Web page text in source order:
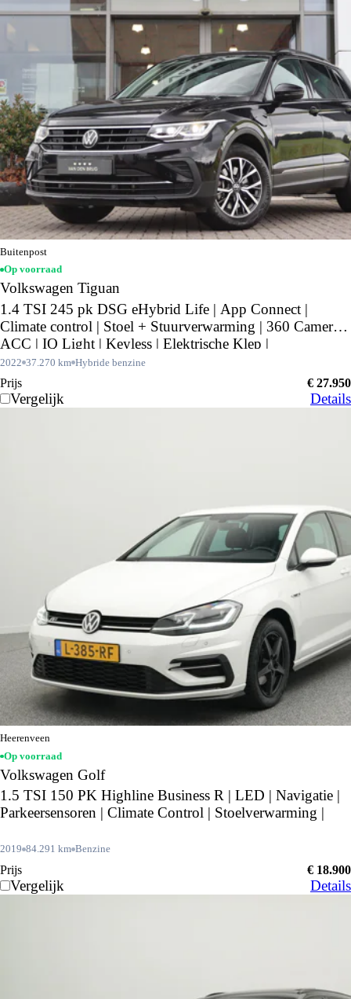
Buitenpost
Op voorraad
Volkswagen Tiguan
1.4 TSI 245 pk DSG eHybrid Life | App Connect |
Climate control | Stoel + Stuurverwarming | 360 Camera |
ACC | IQ Light | Keyless | Elektrische Klep |
2022 37.270 km Hybride benzine
Prijs € 27.950
Vergelijk Details
Heerenveen
Op voorraad
Volkswagen Golf
1.5 TSI 150 PK Highline Business R | LED | Navigatie |
Parkeersensoren | Climate Control | Stoelverwarming |
2019 84.291 km Benzine
Prijs € 18.900
Vergelijk Details